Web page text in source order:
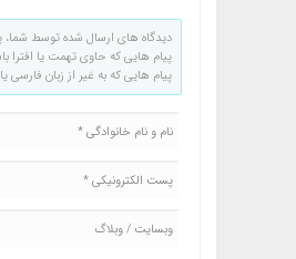
دیدگاه های ارسال شده توسط
پیام هایی که حاوی تهمت یا افترا
پیام هایی که به غیر از زبان